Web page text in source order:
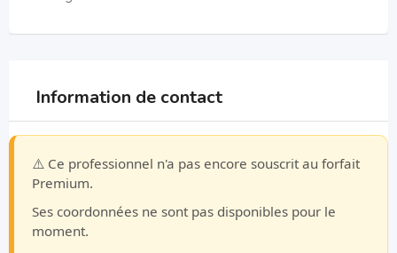
Information de contact
⚠️ Ce professionnel n'a pas encore souscrit au forfait
Premium.
Ses coordonnées ne sont pas disponibles pour le
moment.